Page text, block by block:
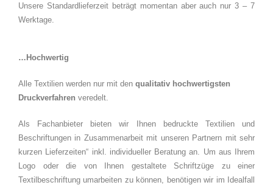
Unsere Standardlieferzeit beträgt momentan aber auch nur 3 – 7
Werktage.
…Hochwertig
Alle Textilien werden nur mit den qualitativ hochwertigsten
Druckverfahren veredelt.
Als Fachanbieter bieten wir Ihnen bedruckte Textilien und
Beschriftungen in Zusammenarbeit mit unseren Partnern mit sehr
kurzen Lieferzeiten“ inkl. individueller Beratung an. Um aus Ihrem
Logo oder die von Ihnen gestaltete Schriftzüge zu einer
Textilbeschriftung umarbeiten zu können, benötigen wir im Idealfall